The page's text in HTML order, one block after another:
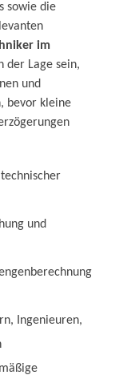
sowie die
im
der Lage sein,
und
bevor kleine
und
Ingenieuren,